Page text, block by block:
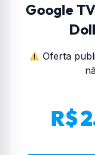
Google
Oferta
R$